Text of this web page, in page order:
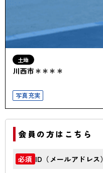
土地
川西市＊＊＊＊
写真充実
会員の方はこちら
必須 ID（メールアドレス）